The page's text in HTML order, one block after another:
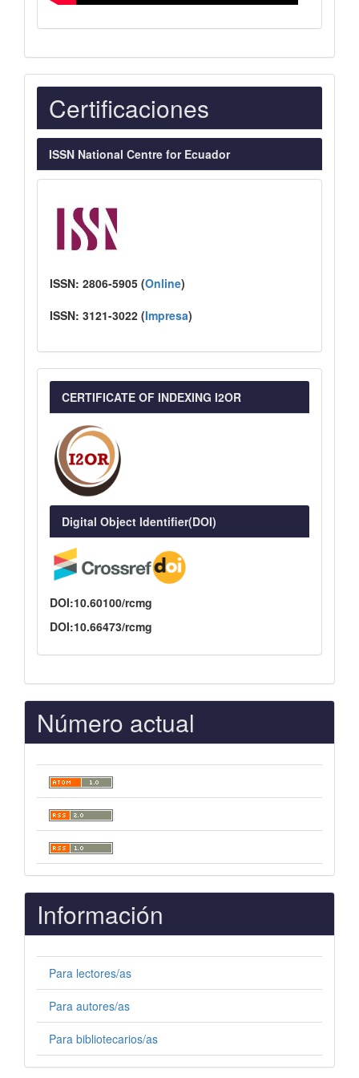
Indexaciones
Certificaciones
ISSN National Centre for Ecuador
ISSN: 2806-5905 (Online)
ISSN: 3121-3022 (Impresa)
CERTIFICATE OF INDEXING I2OR
Digital Object Identifier(DOI)
DOI:10.60100/rcmg
DOI:10.66473/rcmg
Número actual
Información
Para lectores/as
Para autores/as
Para bibliotecarios/as